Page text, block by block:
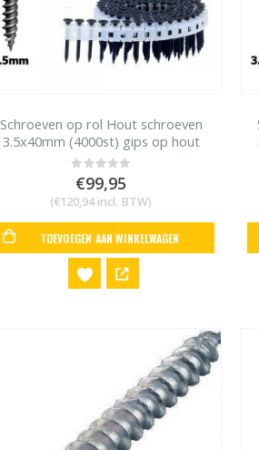
Schroeven op rol Hout schroeven
3.5x40mm (4000st) gips op hout
Max HVR41G4
0out of 5
€99,95
(€120,94incl. BTW)
TOEVOEGEN AAN WINKELWAGEN